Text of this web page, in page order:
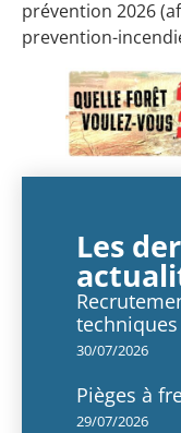
prévention 2026
prevention-
Les
30/07/2026
Pièges à
29/07/2026